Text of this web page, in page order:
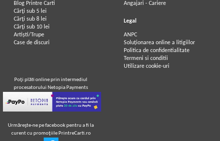
Blog Printre Carti
Cărţi sub 5 lei
Cărţi sub 8 lei
Cărţi sub 10 lei
Artiști/Trupe
Case de discuri
Angajari - Cariere
Legal
ANPC
Soluționarea online a litigiilor
Politica de confidentialitate
Termeni si conditii
Utilizare cookie-uri
Poţi plăti online prin intermediul
procesatorului Netopia Payments
Urmăreşte-ne pe facebook pentru a fi la
curent cu promoţiile PrintreCarti.ro